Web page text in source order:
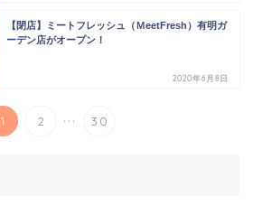
【閉店】ミートフレッシュ（ＭeetFresh）有明ガ
ーデン店がオープン！
2020年6月8日
1 2 ... 30